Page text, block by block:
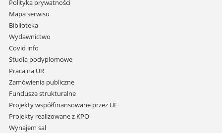
nawigację
i
przejdź
do
treści
Polityka prywatności
Mapa serwisu
Biblioteka
Wydawnictwo
Covid info
Studia podyplomowe
Praca na UR
Zamówienia publiczne
Fundusze strukturalne
Projekty współfinansowane przez UE
Projekty realizowane z KPO
Wynajem sal